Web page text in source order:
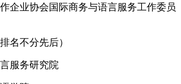
企业协会国际商务与语言服务工作委员
排名不分先后）
服务研究院